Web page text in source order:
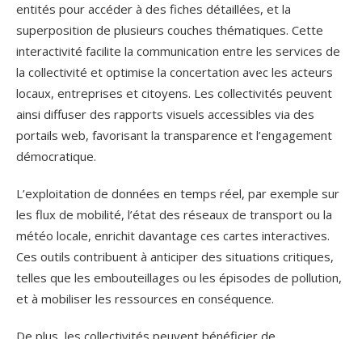
entités pour accéder à des fiches détaillées, et la
superposition de plusieurs couches thématiques. Cette
interactivité facilite la communication entre les services de
la collectivité et optimise la concertation avec les acteurs
locaux, entreprises et citoyens. Les collectivités peuvent
ainsi diffuser des rapports visuels accessibles via des
portails web, favorisant la transparence et l’engagement
démocratique.
L’exploitation de données en temps réel, par exemple sur
les flux de mobilité, l’état des réseaux de transport ou la
météo locale, enrichit davantage ces cartes interactives.
Ces outils contribuent à anticiper des situations critiques,
telles que les embouteillages ou les épisodes de pollution,
et à mobiliser les ressources en conséquence.
De plus, les collectivités peuvent bénéficier de